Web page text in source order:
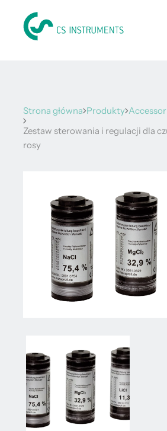
Strona główna Produkty
Zestaw sterowania i regulacji dla
rosy